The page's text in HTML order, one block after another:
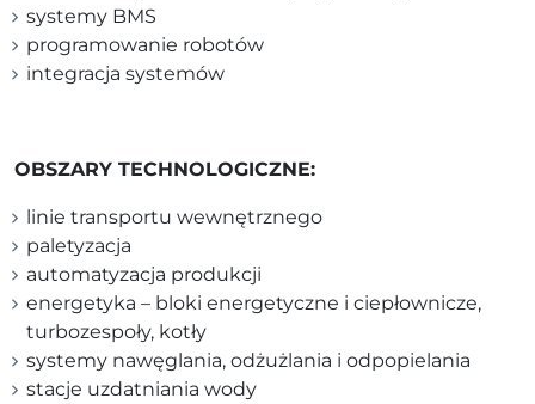
systemy BMS
programowanie robotów
integracja systemów
OBSZARY TECHNOLOGICZNE:
linie transportu wewnętrznego
paletyzacja
automatyzacja produkcji
energetyka – bloki energetyczne i ciepłownicze,
turbozespoły, kotły
systemy nawęglania, odżużlania i odpopielania
stacje uzdatniania wody